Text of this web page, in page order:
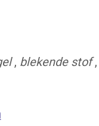
, blekende stof,